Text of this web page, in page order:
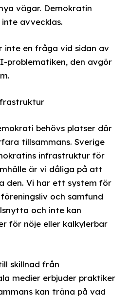
vägar. Demokratin
avvecklas.
inte en fråga vid sidan av
problematiken, den avgör
behövs platser där
tillsammans. Sverige
infrastruktur för
är vi dåliga på att
den. Vi har ett system för
och samfund
och inte kan
för nöje eller kalkylerbar
skillnad från
medier erbjuder praktiker
kan träna på vad